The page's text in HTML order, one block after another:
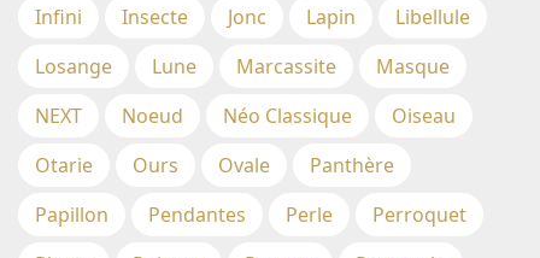
Infini
Insecte Jonc Lapin
Libellule
Losange
Lune Marcassite
Masque
NEXT
Noeud Néo Classique
Oiseau
Otarie
Ours Ovale
Panthère
Papillon
Pendantes Perle
Perroquet